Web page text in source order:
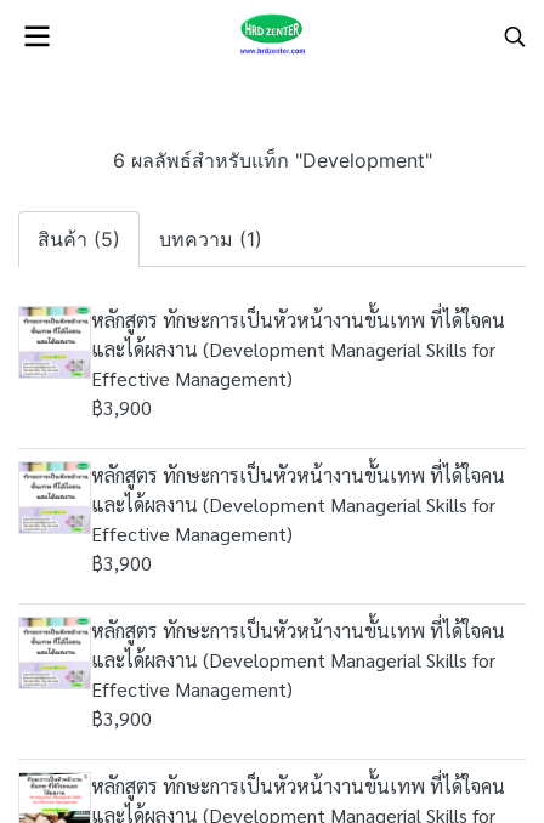
6 ผลลัพธ์สำหรับแท็ก "Development"
สินค้า (5) บทความ (1)
หลักสูตร ทักษะการเป็นหัวหน้างานขั้นเทพ ที่ได้ใจคน
และได้ผลงาน (Development Managerial Skills for
Effective Management)
฿3,900
หลักสูตร ทักษะการเป็นหัวหน้างานขั้นเทพ ที่ได้ใจคน
และได้ผลงาน (Development Managerial Skills for
Effective Management)
฿3,900
หลักสูตร ทักษะการเป็นหัวหน้างานขั้นเทพ ที่ได้ใจคน
และได้ผลงาน (Development Managerial Skills for
Effective Management)
฿3,900
หลักสูตร ทักษะการเป็นหัวหน้างานขั้นเทพ ที่ได้ใจคน
และได้ผลงาน (Development Managerial Skills for